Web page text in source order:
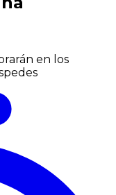
en los